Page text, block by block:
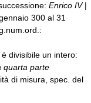
Enrico IV|
300 al 31
divisibile un intero:
quarta parte
di misura, spec. del